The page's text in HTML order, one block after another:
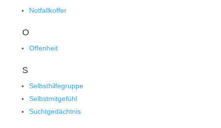
Notfallkoffer
O
Offenheit
S
Selbsthilfegruppe
Selbstmitgefühl
Suchtgedächtnis